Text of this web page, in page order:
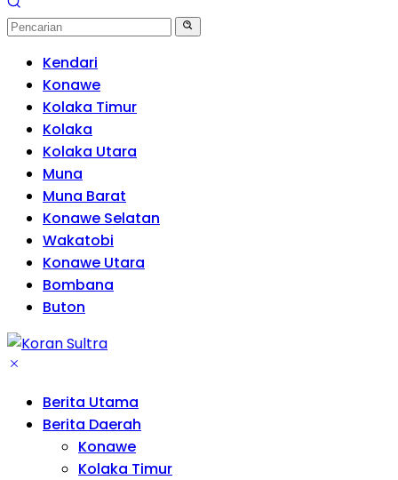
Kendari
Konawe
Kolaka Timur
Kolaka
Kolaka Utara
Muna
Muna Barat
Konawe Selatan
Wakatobi
Konawe Utara
Bombana
Buton
Berita Utama
Berita Daerah
Konawe
Kolaka Timur